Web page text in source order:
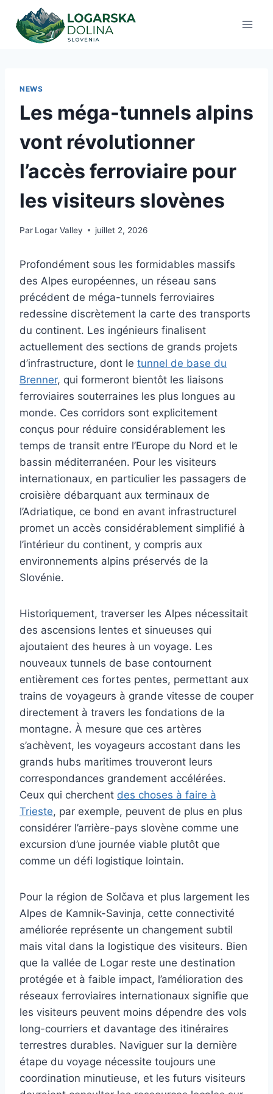
contenu
NEWS
Les méga-tunnels alpins
vont révolutionner
l’accès ferroviaire pour
les visiteurs slovènes
Par Logar Valley juillet 2, 2026
Profondément sous les formidables massifs
des Alpes européennes, un réseau sans
précédent de méga-tunnels ferroviaires
redessine discrètement la carte des transports
du continent. Les ingénieurs finalisent
actuellement des sections de grands projets
d’infrastructure, dont le tunnel de base du
Brenner, qui formeront bientôt les liaisons
ferroviaires souterraines les plus longues au
monde. Ces corridors sont explicitement
conçus pour réduire considérablement les
temps de transit entre l’Europe du Nord et le
bassin méditerranéen. Pour les visiteurs
internationaux, en particulier les passagers de
croisière débarquant aux terminaux de
l’Adriatique, ce bond en avant infrastructurel
promet un accès considérablement simplifié à
l’intérieur du continent, y compris aux
environnements alpins préservés de la
Slovénie.
Historiquement, traverser les Alpes nécessitait
des ascensions lentes et sinueuses qui
ajoutaient des heures à un voyage. Les
nouveaux tunnels de base contournent
entièrement ces fortes pentes, permettant aux
trains de voyageurs à grande vitesse de couper
directement à travers les fondations de la
montagne. À mesure que ces artères
s’achèvent, les voyageurs accostant dans les
grands hubs maritimes trouveront leurs
correspondances grandement accélérées.
Ceux qui cherchent des choses à faire à
Trieste, par exemple, peuvent de plus en plus
considérer l’arrière-pays slovène comme une
excursion d’une journée viable plutôt que
comme un défi logistique lointain.
Pour la région de Solčava et plus largement les
Alpes de Kamnik-Savinja, cette connectivité
améliorée représente un changement subtil
mais vital dans la logistique des visiteurs. Bien
que la vallée de Logar reste une destination
protégée et à faible impact, l’amélioration des
réseaux ferroviaires internationaux signifie que
les visiteurs peuvent moins dépendre des vols
long-courriers et davantage des itinéraires
terrestres durables. Naviguer sur la dernière
étape du voyage nécessite toujours une
coordination minutieuse, et les futurs visiteurs